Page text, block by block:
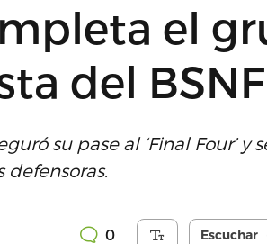
el
del BSNF
su pase al ‘Final Four’ y
defensoras.
0 Escuchar